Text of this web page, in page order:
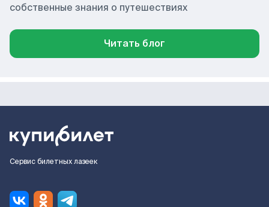
собственные знания о путешествиях
Читать блог
Сервис билетных лазеек